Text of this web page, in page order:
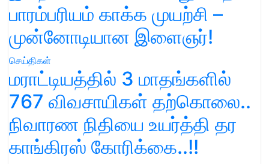
பாரம்பரியம் காக்க முயற்சி –
முன்னோடியான இளைஞர்!
செய்திகள்
மராட்டியத்தில் 3 மாதங்களில்
767 விவசாயிகள் தற்கொலை..
நிவாரண நிதியை உயர்த்தி தர
காங்கிரஸ் கோரிக்கை..!!